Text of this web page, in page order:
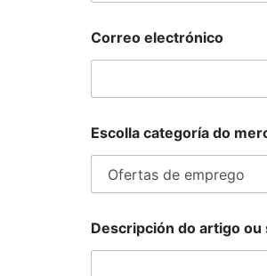
i
t
S
t
t
e
Correo electrónico
Escolla categoría do
Descripción do artigo